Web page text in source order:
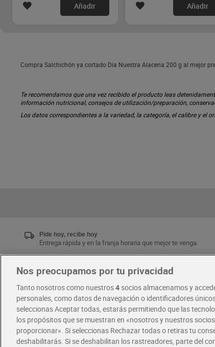
Añadir Añadir
Compra Salchichón ya cortado Dia Nuestra Alacena 200 g al mejor
Te recomendamos que una vez recibido el producto leas
información nutricional, consejos de utilización/preparación,
Los datos correspondientes a la variedad, la categoría, el calibre y el
Pide hoy, recibe hoy
Entrega rápida y en la franja horaria que mejor te venga.
Disfruta las ventajas y ofertas exclusivas.
Descárgate la APP Dia
RECETAS · COMER MEJOR CADA DIA
Nos preocupamos por tu privacidad
Tanto nosotros como nuestros4socios almacenamos y
personales, como datos de navegación o identificadores
seleccionas Aceptar todas, estarás permitiendo que las
los propósitos que se muestran en «nosotros y nuestros
proporcionar». Si seleccionas Rechazar todas o retiras tu
deshabilitarás. Si se deshabilitan los rastreadores, parte del